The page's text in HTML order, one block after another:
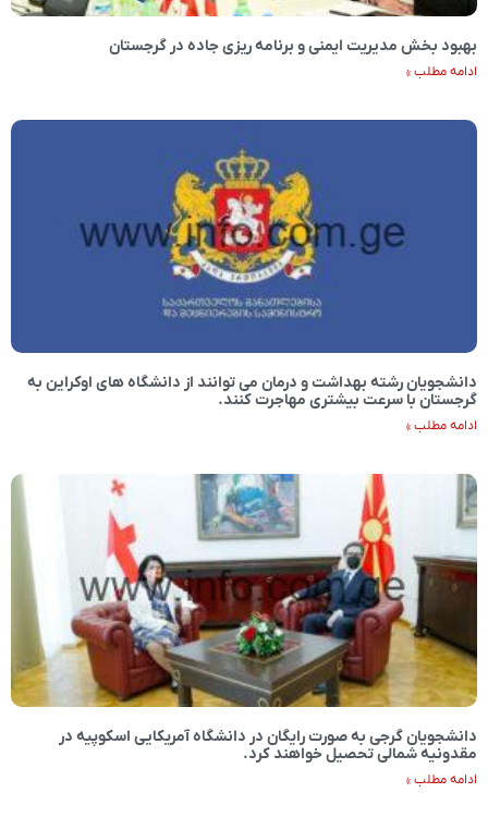
بهبود بخش مدیریت ایمنی و برنامه ریزی جاده در گرجستان
ادامه مطلب »
دانشجویان رشته بهداشت و درمان می توانند از دانشگاه های اوکراین به
گرجستان با سرعت بیشتری مهاجرت کنند.
ادامه مطلب »
دانشجویان گرجی به صورت رایگان در دانشگاه آمریکایی اسکوپیه در
مقدونیه شمالی تحصیل خواهند کرد.
ادامه مطلب »